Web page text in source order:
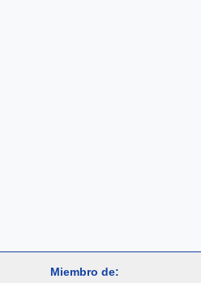
Miembro de: